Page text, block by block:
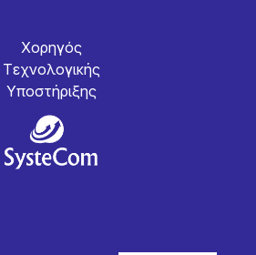
Χορηγός
Tεχνολογικής
Yποστήριξης